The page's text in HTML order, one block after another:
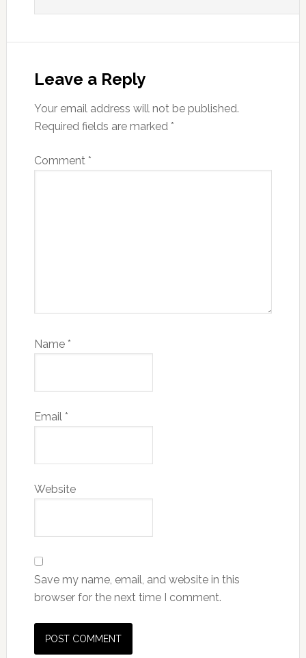
Leave a Reply
Your email address will not be published.
Required fields are marked *
Comment *
Name *
Email *
Website
Save my name, email, and website in this
browser for the next time I comment.